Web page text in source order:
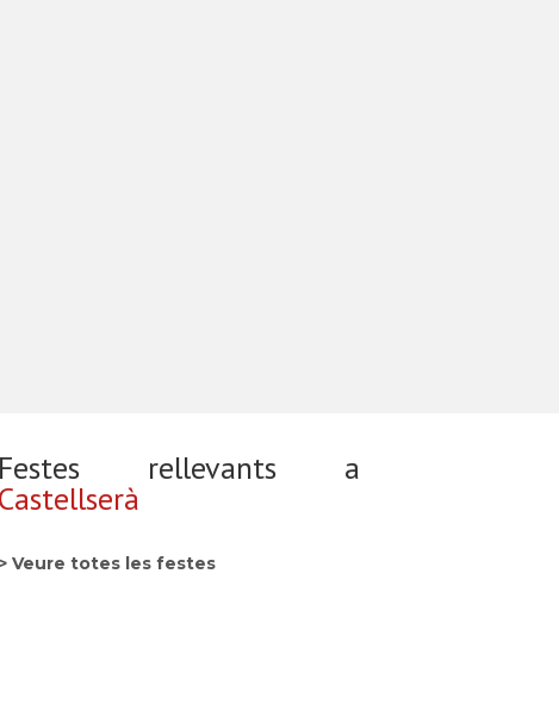
Festes rellevants a
Castellserà
> Veure totes les festes